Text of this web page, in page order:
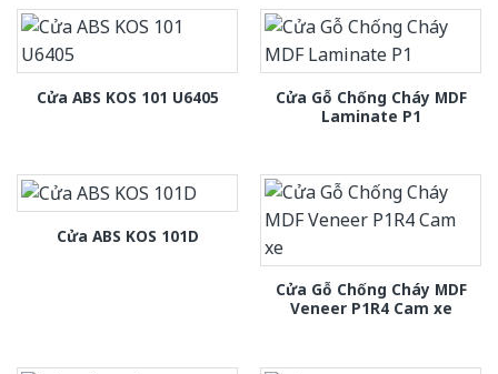
Cửa ABS KOS 101 U6405
Cửa Gỗ Chống Cháy MDF
Laminate P1
Cửa ABS KOS 101D
Cửa Gỗ Chống Cháy MDF
Veneer P1R4 Cam xe